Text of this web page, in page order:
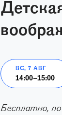
ВС, 7 АВГ
14:00–15:00
Бесплатно,